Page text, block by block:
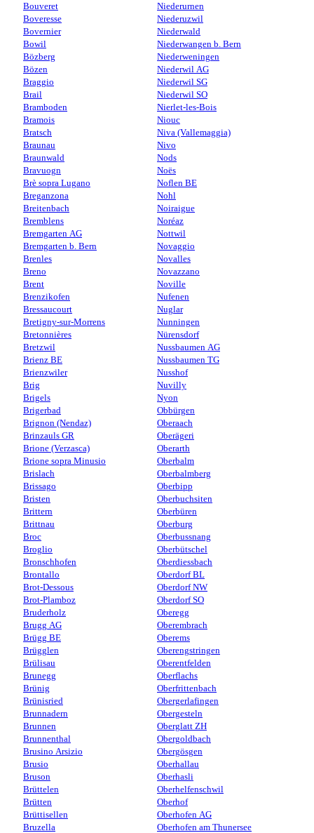
Bouveret
Boveresse
Bovernier
Bowil
Bözberg
Bözen
Braggio
Brail
Bramboden
Bramois
Bratsch
Braunau
Braunwald
Bravuogn
Brè sopra Lugano
Breganzona
Breitenbach
Bremblens
Bremgarten AG
Bremgarten b. Bern
Brenles
Breno
Brent
Brenzikofen
Bressaucourt
Bretigny-sur-Morrens
Bretonnières
Bretzwil
Brienz BE
Brienzwiler
Brig
Brigels
Brigerbad
Brignon (Nendaz)
Brinzauls GR
Brione (Verzasca)
Brione sopra Minusio
Brislach
Brissago
Bristen
Brittern
Brittnau
Broc
Broglio
Bronschhofen
Brontallo
Brot-Dessous
Brot-Plamboz
Bruderholz
Brugg AG
Brügg BE
Brügglen
Brülisau
Brunegg
Brünig
Brünisried
Brunnadern
Brunnen
Brunnenthal
Brusino Arsizio
Brusio
Bruson
Brüttelen
Brütten
Brüttisellen
Bruzella
Niederurnen
Niederuzwil
Niederwald
Niederwangen b. Bern
Niederweningen
Niederwil AG
Niederwil SG
Niederwil SO
Nierlet-les-Bois
Niouc
Niva (Vallemaggia)
Nivo
Nods
Noës
Noflen BE
Nohl
Noiraigue
Noréaz
Nottwil
Novaggio
Novalles
Novazzano
Noville
Nufenen
Nuglar
Nunningen
Nürensdorf
Nussbaumen AG
Nussbaumen TG
Nusshof
Nuvilly
Nyon
Obbürgen
Oberaach
Oberägeri
Oberarth
Oberbalm
Oberbalmberg
Oberbipp
Oberbuchsiten
Oberbüren
Oberburg
Oberbussnang
Oberbütschel
Oberdiessbach
Oberdorf BL
Oberdorf NW
Oberdorf SO
Oberegg
Oberembrach
Oberems
Oberengstringen
Oberentfelden
Oberflachs
Oberfrittenbach
Obergerlafingen
Obergesteln
Oberglatt ZH
Obergoldbach
Obergösgen
Oberhallau
Oberhasli
Oberhelfenschwil
Oberhof
Oberhofen AG
Oberhofen am Thunersee